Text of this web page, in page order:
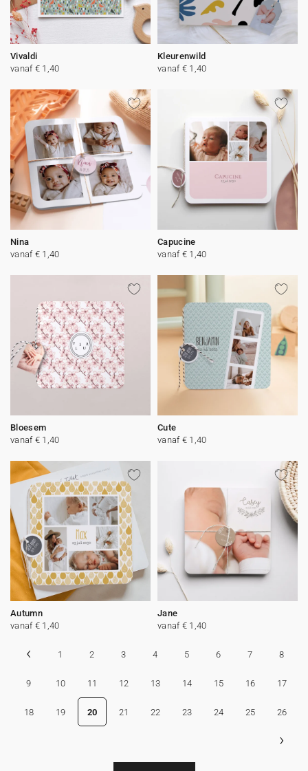
Vivaldi
vanaf € 1,40
Kleurenwild
vanaf € 1,40
Nina
vanaf € 1,40
Capucine
vanaf € 1,40
Bloesem
vanaf € 1,40
Cute
vanaf € 1,40
Autumn
vanaf € 1,40
Jane
vanaf € 1,40
‹ 1 2 3 4 5 6 7 8
9 10 11 12 13 14 15 16 17
18 19 20 21 22 23 24 25 26
›